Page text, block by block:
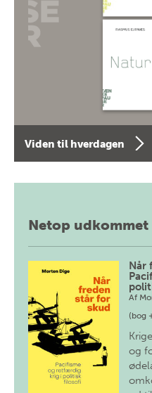
Viden til hverdagen
Netop udkommet
Når
Af
(bog
og